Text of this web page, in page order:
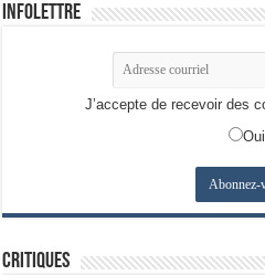
Infolettre
J’accepte de recevoir des
Oui
Critiques